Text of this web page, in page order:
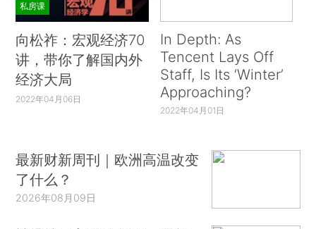
私房课
向松祚：宏观经济70
讲，带你了解国内外
经济大局
2022年04月06日
In Depth: As
Tencent Lays Off
Staff, Is Its ‘Winter’
Approaching?
2022年04月01日
最新财新周刊｜欧洲高温改变
了什么？
2026年08月09日